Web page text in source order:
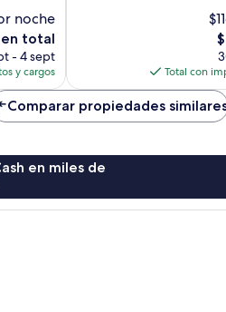
noche
en total
- 4 sept
y cargos
El
Total con
Comparar propiedades
en miles de